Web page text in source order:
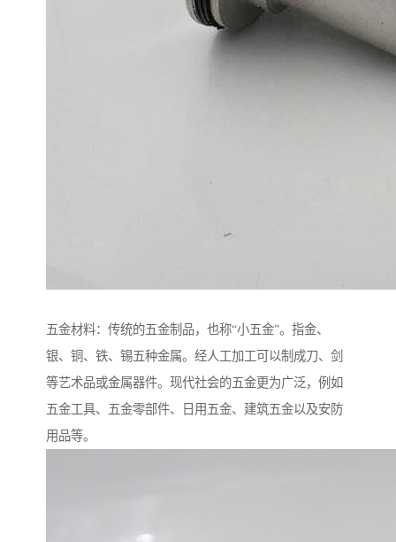
五金材料：传统的五金制品，也称“小五金”。指金、
银、铜、铁、锡五种金属。经人工加工可以制成刀、剑
等艺术品或金属器件。现代社会的五金更为广泛，例如
五金工具、五金零部件、日用五金、建筑五金以及安防
用品等。